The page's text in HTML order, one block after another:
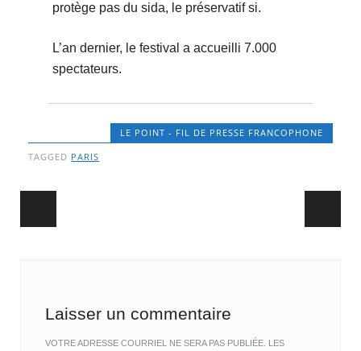
protège pas du sida, le préservatif si.
L’an dernier, le festival a accueilli 7.000
spectateurs.
LE POINT - FIL DE PRESSE FRANCOPHONE
TAGGED PARIS
Post navigation
Laisser un commentaire
VOTRE ADRESSE COURRIEL NE SERA PAS PUBLIÉE. LES